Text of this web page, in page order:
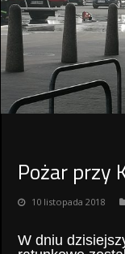
Pożar przy
10 listopada 2018
W dniu